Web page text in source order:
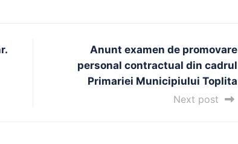
Anunt examen de promovare
personal contractual din cadrul
Primariei Municipiului Toplita
Next post